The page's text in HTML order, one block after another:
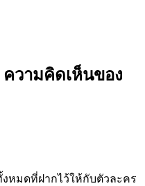
วามคิดเห็นของ
หมดที่ฝากไว้ให้กับตัวละคร